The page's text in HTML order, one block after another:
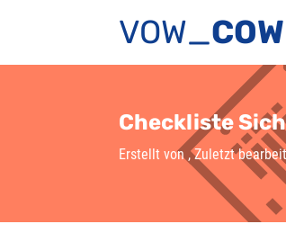
VOW_
Checkliste
Erstellt von , Zuletzt